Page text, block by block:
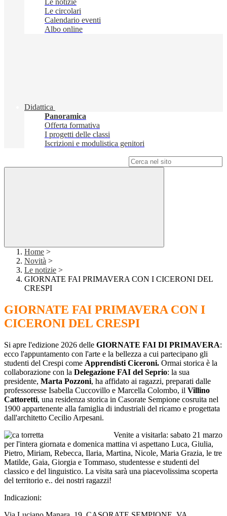
Le notizie
Le circolari
Calendario eventi
Albo online
Didattica
Panoramica
Offerta formativa
I progetti delle classi
Iscrizioni e modulistica genitori
Home >
Novità >
Le notizie >
GIORNATE FAI PRIMAVERA CON I CICERONI DEL
CRESPI
GIORNATE FAI PRIMAVERA CON I
CICERONI DEL CRESPI
Si apre l'edizione 2026 delle GIORNATE FAI DI PRIMAVERA:
ecco l'appuntamento con l'arte e la bellezza a cui partecipano gli
studenti del Crespi come Apprendisti Ciceroni. Ormai storica è la
collaborazione con la Delegazione FAI del Seprio: la sua
presidente, Marta Pozzoni, ha affidato ai ragazzi, preparati dalle
professoresse Isabella Cuccovillo e Marcella Colombo, il Villino
Cattoretti, una residenza storica in Casorate Sempione cosruita nel
1900 appartenente alla famiglia di industriali del ricamo e progettata
dall'architetto Cecilio Arpesani.
Venite a visitarla: sabato 21 marzo
per l'intera giornata e domenica mattina vi aspettano Luca, Giulia,
Pietro, Miriam, Rebecca, Ilaria, Martina, Nicole, Maria Grazia, le tre
Matilde, Gaia, Giorgia e Tommaso, studentesse e studenti del
classico e del linguistico. La visita sarà una piacevolissima scoperta
del territorio e.. dei nostri ragazzi!
Indicazioni: